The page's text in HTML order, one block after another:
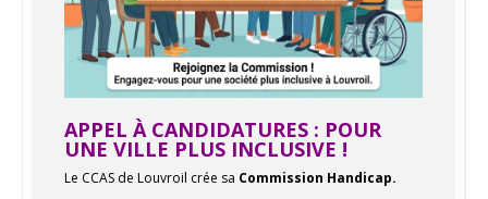
APPEL À CANDIDATURES : POUR
UNE VILLE PLUS INCLUSIVE !
Le CCAS de Louvroil crée sa Commission Handicap.